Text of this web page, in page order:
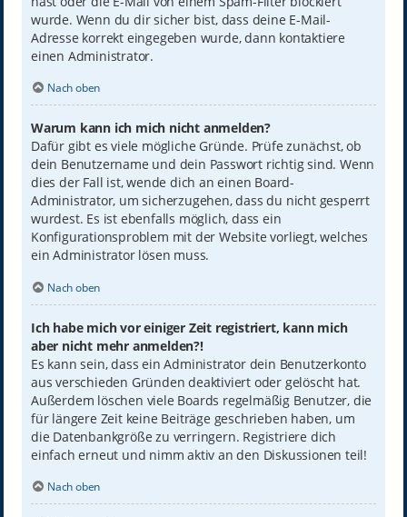
wurde. Wenn du dir sicher bist, dass deine E-Mail-
Adresse korrekt eingegeben wurde, dann kontaktiere
einen Administrator.
Nach oben
Warum kann ich mich nicht anmelden?
Dafür gibt es viele mögliche Gründe. Prüfe zunächst, ob
dein Benutzername und dein Passwort richtig sind. Wenn
dies der Fall ist, wende dich an einen Board-
Administrator, um sicherzugehen, dass du nicht gesperrt
wurdest. Es ist ebenfalls möglich, dass ein
Konfigurationsproblem mit der Website vorliegt, welches
ein Administrator lösen muss.
Nach oben
Ich habe mich vor einiger Zeit registriert, kann mich
aber nicht mehr anmelden?!
Es kann sein, dass ein Administrator dein Benutzerkonto
aus verschieden Gründen deaktiviert oder gelöscht hat.
Außerdem löschen viele Boards regelmäßig Benutzer, die
für längere Zeit keine Beiträge geschrieben haben, um
die Datenbankgröße zu verringern. Registriere dich
einfach erneut und nimm aktiv an den Diskussionen teil!
Nach oben